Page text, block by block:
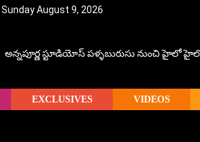
Sunday August 9, 2026
అన్నపూర్ణ స్టూడియోస్ పళ్ళబురుసు నుంచి హైలో
EXCLUSIVES VIDEOS